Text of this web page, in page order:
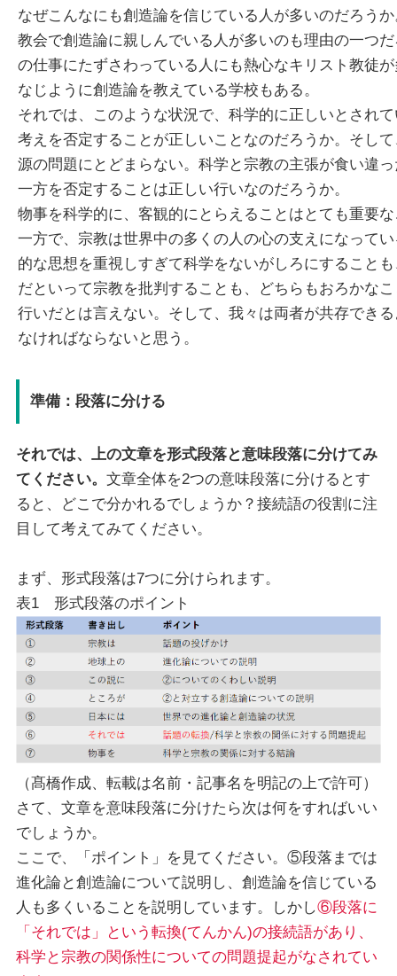
なぜこんなにも創造論を信じている人が多いのだろう
教会で創造論に親しんでいる人が多いのも理由の一つ
の仕事にたずさわっている人にも熱心なキリスト教徒
なじように創造論を教えている学校もある。
それでは、このような状況で、科学的に正しいとされ
考えを否定することが正しいことなのだろうか。そし
源の問題にとどまらない。科学と宗教の主張が食い違
一方を否定することは正しい行いなのだろうか。
物事を科学的に、客観的にとらえることはとても重要
一方で、宗教は世界中の多くの人の心の支えになって
的な思想を重視しすぎて科学をないがしろにすること
だといって宗教を批判することも、どちらもおろかな
行いだとは言えない。そして、我々は両者が共存でき
なければならないと思う。
準備：段落に分ける
それでは、上の文章を形式段落と意味段落に分けてみ
てください。 文章全体を2つの意味段落に分けるとす
ると、どこで分かれるでしょうか？接続語の役割に注
目して考えてみてください。
まず、形式段落は7つに分けられます。
表1 形式段落のポイント
（髙橋作成、転載は名前・記事名を明記の上で許可）
さて、文章を意味段落に分けたら次は何をすればいい
でしょうか。
ここで、「ポイント」を見てください。⑤段落までは
進化論と創造論について説明し、創造論を信じている
人も多くいることを説明しています。しかし⑥段落に
「それでは」という転換(てんかん)の接続語があり、
科学と宗教の関係性についての問題提起がなされてい